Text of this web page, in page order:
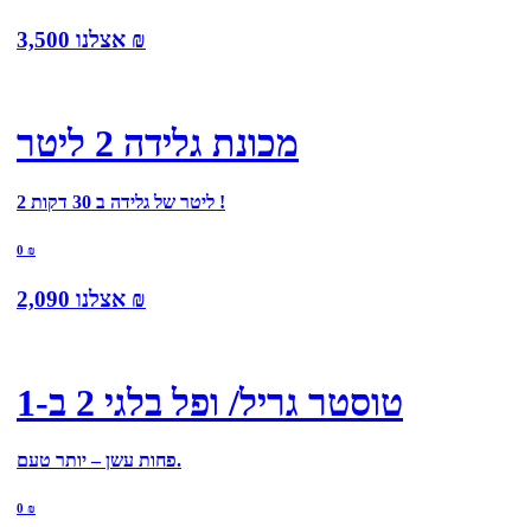
אצלנו 3,500 ₪
מכונת גלידה 2 ליטר
2 ליטר של גלידה ב 30 דקות !
0 ₪
אצלנו 2,090 ₪
טוסטר גריל/ ופל בלגי 2 ב-1
פחות עשן – יותר טעם.
0 ₪